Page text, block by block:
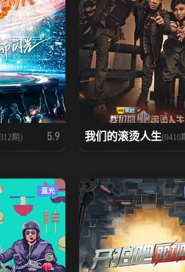
期) 5.9 我们的滚烫人生(0410
蓝光